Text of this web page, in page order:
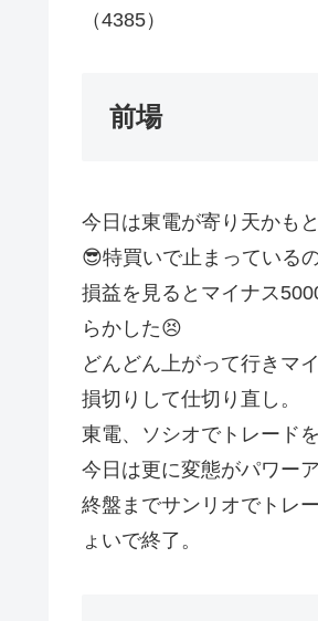
（4385）
前場
今日は東電が寄り天かも
😎特買いで止まっている
損益を見るとマイナス
らかした😣
どんどん上がって行きマ
損切りして仕切り直し。
東電、ソシオでトレード
今日は更に変態がパワー
終盤までサンリオでトレ
ょいで終了。